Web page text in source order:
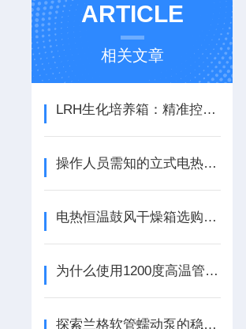
ARTICLE
相关文章
LRH生化培养箱：精准控温抑菌，赋能多领域生化实验与样品培养
操作人员需知的立式电热恒温培养箱的使用知识
电热恒温鼓风干燥箱选购指南
为什么使用1200度高温管式炉？
探索兰格软管蠕动泵的稳定性与高效性